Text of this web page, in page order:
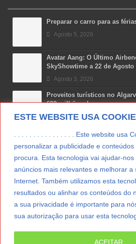
ESTE WEBSITE USA
. . . . . . . . . . . . . . . . Este website usa
personalizar a publicidade e
procura. Esta tecnologia vai ajudar-
anúncios mais relevantes e melhorar a
Internet. Também utilizamos esta
resultados ou alinhar os conteúdos do
a sua privacidade é importante para
sua autorização para usar esta
ACEITAR
Preparar o carro para as
Agosto 5, 2026
Avatar Aang: O Último
SkyShowtime a 22 de Agosto
Agosto 3, 2026
Proveitos turísticos no
698 milhões de euros
Julho 31, 2026
Costa Boal Branco 2025:
Novas 7 Maravilhas de
final regional da Grande
Julho 29, 2026